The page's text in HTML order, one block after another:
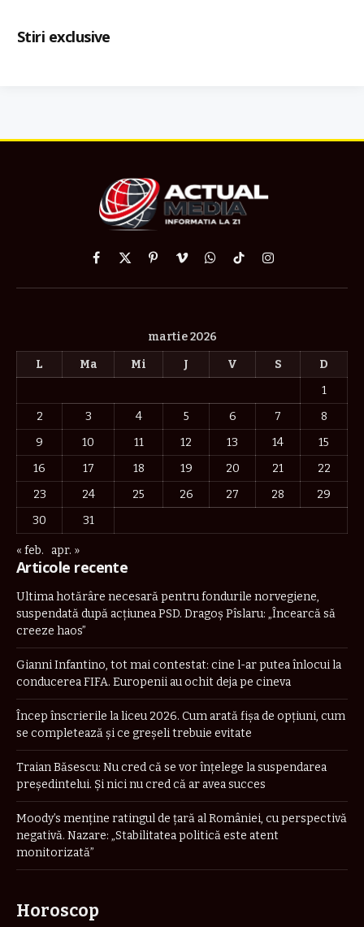
Stiri exclusive
Facebook
X
PinterestVimeoWhatsApp
TikTokInstagram
martie 2026
L
Ma Mi J V S
D
1
2
3 4 5 6 7
8
9
10 11 12 13 14
15
16
17 18 19 20 21
22
23
24 25 26 27 28
29
30
31
« feb. apr. »
Articole recente
Ultima hotărâre necesară pentru fondurile norvegiene,
suspendată după acțiunea PSD. Dragoș Pîslaru: „Încearcă să
creeze haos”
Gianni Infantino, tot mai contestat: cine l-ar putea înlocui la
conducerea FIFA. Europenii au ochit deja pe cineva
Încep înscrierile la liceu 2026. Cum arată fișa de opțiuni, cum
se completează și ce greșeli trebuie evitate
Traian Băsescu: Nu cred că se vor înţelege la suspendarea
preşedintelui. Şi nici nu cred că ar avea succes
Moody’s menține ratingul de țară al României, cu perspectivă
negativă. Nazare: „Stabilitatea politică este atent
monitorizată”
Horoscop